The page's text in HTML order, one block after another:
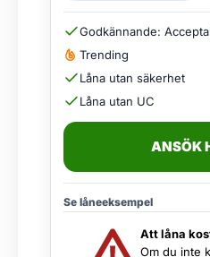
Godkännande:
Trending
Låna utan säkerhet
Låna utan UC
ANSÖK
Se låneeksempel
Att låna
Om du inte